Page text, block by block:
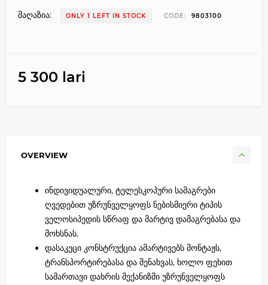
მაღაზია: ONLY 1 LEFT IN STOCK CODE: 9803100
5 300 lari
OVERVIEW
ინდივიდუალური, ტელესკოპური სამაგრები
ღვედებით უზრუნველყოფს ნებისმიერი ტიპის
ველოსიპედის სწრაფ და მარტივ დამაგრებასა და
მოხსნას.
დასაკეცი კონსტრუქცია ამარტივებს მონტაჟს,
ტრანსპორტირებასა და შენახვას, ხოლო ფეხით
სამართავი დახრის მექანიზმი უზრუნველყოფს